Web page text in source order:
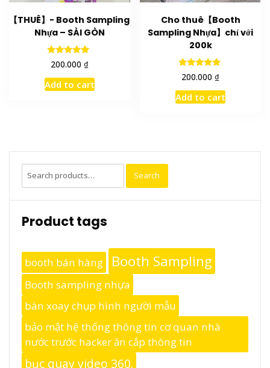
【THUÊ】- Booth Sampling
Nhựa – SÀI GÒN
Rated
5.00
out of 5
200.000 ₫
Add to cart
Cho thuê【Booth
Sampling Nhựa】chỉ với
200k
Rated
5.00
out of 5
200.000 ₫
Add to cart
Search
for:
Search
Product tags
booth bán hàng Booth Sampling
Booth sampling nhựa
bàn xoay chụp hình người mẫu
bảo mật hệ thống thông tin cơ quan nhà
nước trước hacker ăn cắp thông tin
bục quay video 360.